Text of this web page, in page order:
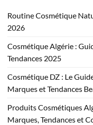
Routine Cosmétique
2026
Cosmétique Algérie :
Tendances 2025
Cosmétique DZ : Le
Marques et Tendances
Produits Cosmétiques
Marques, Tendances et